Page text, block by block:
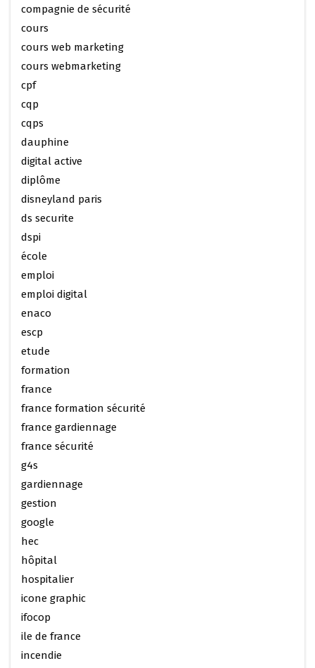
compagnie de sécurité
cours
cours web marketing
cours webmarketing
cpf
cqp
cqps
dauphine
digital active
diplôme
disneyland paris
ds securite
dspi
école
emploi
emploi digital
enaco
escp
etude
formation
france
france formation sécurité
france gardiennage
france sécurité
g4s
gardiennage
gestion
google
hec
hôpital
hospitalier
icone graphic
ifocop
ile de france
incendie